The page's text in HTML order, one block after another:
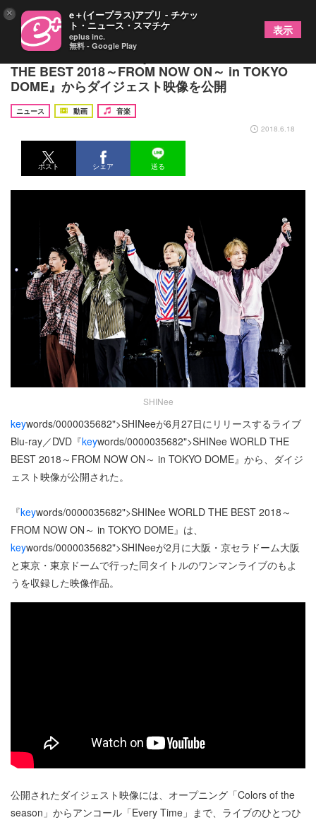
SHINeeのライブBlu-ray／DVD『SHINee WORLD
THE BEST 2018～FROM NOW ON～ in TOKYO
DOME』からダイジェスト映像を公開
ニュース 動画
音楽
2018.6.18
ポスト シェア 送る
SHINee
keywords/0000035682">SHINeeが6月27日にリリースするライブ
Blu-ray／DVD『keywords/0000035682">SHINee WORLD THE
BEST 2018～FROM NOW ON～ in TOKYO DOME』から、ダイジ
ェスト映像が公開された。
『keywords/0000035682">SHINee WORLD THE BEST 2018～
FROM NOW ON～ in TOKYO DOME』は、
keywords/0000035682">SHINeeが2月に大阪・京セラドーム大阪
と東京・東京ドームで行った同タイトルのワンマンライブのもよ
うを収録した映像作品。
公開されたダイジェスト映像には、オープニング「Colors of the
season」からアンコール「Every Time」まで、ライブのひとつひ
× e＋(イープラス)アプリ - チケッ
ト・ニュース・スマチケ
eplus inc.
無料 - Google Play
表示